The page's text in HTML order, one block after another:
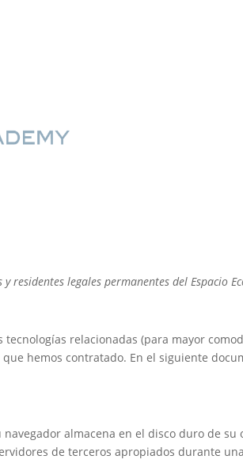
legales permanentes del Espacio
relacionadas (para mayor
hemos contratado. En el siguiente
almacena en el disco duro de
de terceros apropiados durante